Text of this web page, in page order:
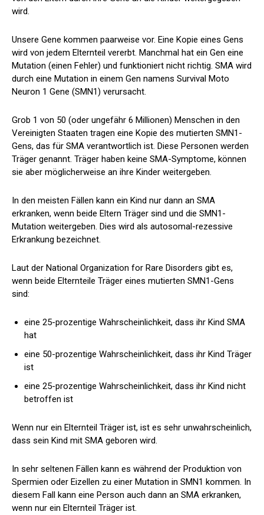
wird.
Unsere Gene kommen paarweise vor. Eine Kopie eines Gens
wird von jedem Elternteil vererbt. Manchmal hat ein Gen eine
Mutation (einen Fehler) und funktioniert nicht richtig. SMA wird
durch eine Mutation in einem Gen namens Survival Moto
Neuron 1 Gene (SMN1) verursacht.
Grob 1 von 50 (oder ungefähr 6 Millionen) Menschen in den
Vereinigten Staaten tragen eine Kopie des mutierten SMN1-
Gens, das für SMA verantwortlich ist. Diese Personen werden
Träger genannt. Träger haben keine SMA-Symptome, können
sie aber möglicherweise an ihre Kinder weitergeben.
In den meisten Fällen kann ein Kind nur dann an SMA
erkranken, wenn beide Eltern Träger sind und die SMN1-
Mutation weitergeben. Dies wird als autosomal-rezessive
Erkrankung bezeichnet.
Laut der National Organization for Rare Disorders gibt es,
wenn beide Elternteile Träger eines mutierten SMN1-Gens
sind:
eine 25-prozentige Wahrscheinlichkeit, dass ihr Kind SMA
hat
eine 50-prozentige Wahrscheinlichkeit, dass ihr Kind Träger
ist
eine 25-prozentige Wahrscheinlichkeit, dass ihr Kind nicht
betroffen ist
Wenn nur ein Elternteil Träger ist, ist es sehr unwahrscheinlich,
dass sein Kind mit SMA geboren wird.
In sehr seltenen Fällen kann es während der Produktion von
Spermien oder Eizellen zu einer Mutation in SMN1 kommen. In
diesem Fall kann eine Person auch dann an SMA erkranken,
wenn nur ein Elternteil Träger ist.